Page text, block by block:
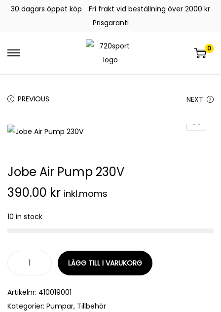
30 dagars öppet köp
Fri frakt vid beställning över 2000 kr
Prisgaranti
0
PREVIOUS NEXT
Jobe Air Pump 230V
390.00 kr inkl.moms
10 in stock
LÄGG TILL I VARUKORG
Artikelnr: 410019001
Kategorier: Pumpar, Tillbehör